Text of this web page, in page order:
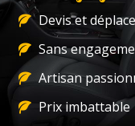
Devis et
Sans
Artisan
Prix imbattable